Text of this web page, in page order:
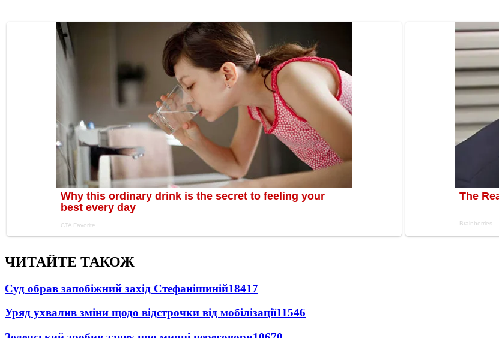
ЧИТАЙТЕ ТАКОЖ
Суд обрав запобіжний захід Стефанішиній18417
Уряд ухвалив зміни щодо відстрочки від мобілізації11546